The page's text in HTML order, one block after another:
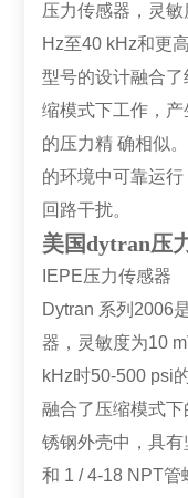
压力传感器，灵
Hz至40 kHz和更
型号的设计融合
缩模式下工作，
的压力精 确相似
的环境中可靠运
回路干扰。
美国dytran压
IEPE压力传感器
Dytran 系列2006
器，灵敏度为10
kHz时50-500 psi
融合了压缩模式
锈钢外壳中，具
和 1 / 4-18 NPT管